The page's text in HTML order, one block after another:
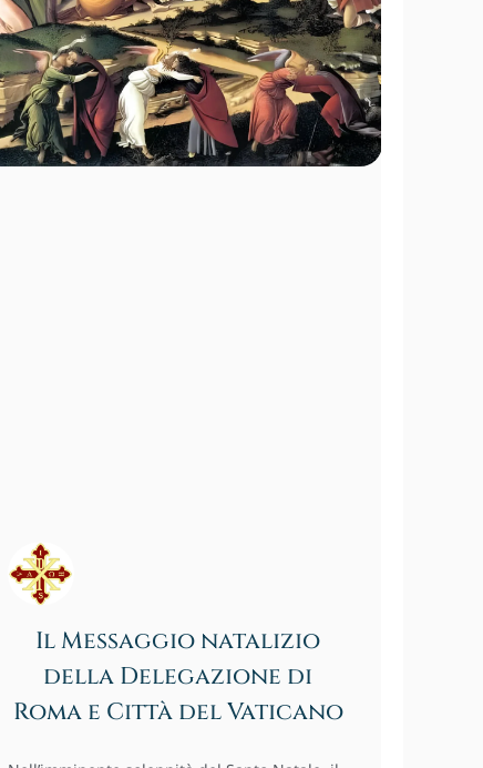
Il Messaggio natalizio
della Delegazione di
Roma e Città del Vaticano